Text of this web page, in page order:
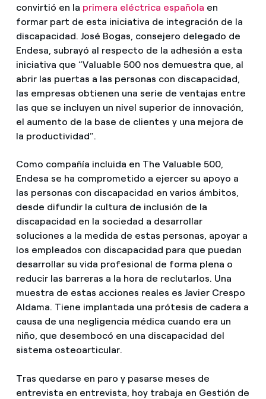
convirtió en la primera eléctrica española en
formar part de esta iniciativa de integración de la
discapacidad. José Bogas, consejero delegado de
Endesa, subrayó al respecto de la adhesión a esta
iniciativa que “Valuable 500 nos demuestra que, al
abrir las puertas a las personas con discapacidad,
las empresas obtienen una serie de ventajas entre
las que se incluyen un nivel superior de innovación,
el aumento de la base de clientes y una mejora de
la productividad”.
Como compañía incluida en The Valuable 500,
Endesa se ha comprometido a ejercer su apoyo a
las personas con discapacidad en varios ámbitos,
desde difundir la cultura de inclusión de la
discapacidad en la sociedad a desarrollar
soluciones a la medida de estas personas, apoyar a
los empleados con discapacidad para que puedan
desarrollar su vida profesional de forma plena o
reducir las barreras a la hora de reclutarlos. Una
muestra de estas acciones reales es Javier Crespo
Aldama. Tiene implantada una prótesis de cadera a
causa de una negligencia médica cuando era un
niño, que desembocó en una discapacidad del
sistema osteoarticular.
Tras quedarse en paro y pasarse meses de
entrevista en entrevista, hoy trabaja en Gestión de